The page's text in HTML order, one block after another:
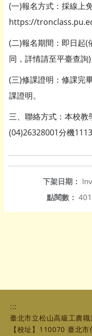
(一)報名方式：採線上
https://
(二)報名期間：即日起(
同，詳情請至平臺查詢)
(三)修課證明：修課完
課證明。
三、聯絡方式：本校教
(04)26328001分機
下架日期：
點閱數： 401
:::
臺北市立松山高級工農職
【校址】110070 臺北